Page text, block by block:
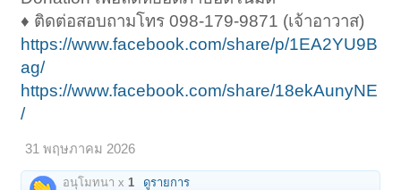
♦️ ติดต่อสอบถามโทร 098-179-9871 (เจ้าอาวาส)
https://www.facebook.com/share/p/1EA2YU9B
ag/
https://www.facebook.com/share/18ekAunyNE
/
31 พฤษภาคม 2026
อนุโมทนา x 1 ดูรายการ